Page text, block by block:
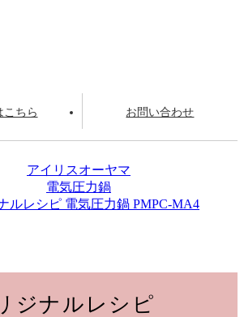
こちら お問い合わせ
アイリスオーヤマ
電気圧力鍋
ルレシピ 電気圧力鍋 PMPC-MA4
ジナルレシピ